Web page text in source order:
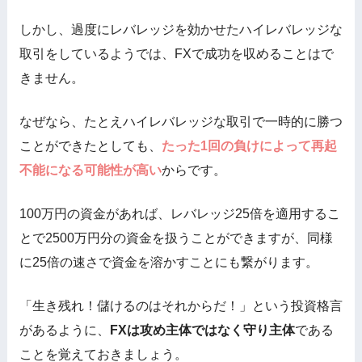
しかし、過度にレバレッジを効かせたハイレバレッジな
取引をしているようでは、FXで成功を収めることはで
きません。
なぜなら、たとえハイレバレッジな取引で一時的に勝つ
ことができたとしても、 たった1回の負けによって再起
不能になる可能性が高いからです。
100万円の資金があれば、レバレッジ25倍を適用するこ
とで2500万円分の資金を扱うことができますが、同様
に25倍の速さで資金を溶かすことにも繋がります。
「生き残れ！儲けるのはそれからだ！」という投資格言
があるように、
FXは攻め主体ではなく守り主体である
ことを覚えておきましょう。